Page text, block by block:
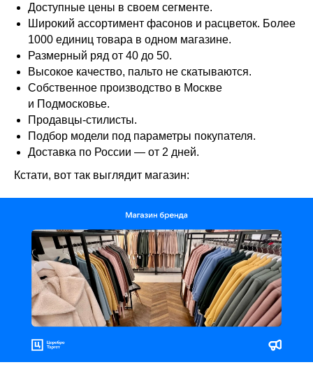
Доступные цены в своем сегменте.
Широкий ассортимент фасонов и расцветок. Более
1000 единиц товара в одном магазине.
Размерный ряд от 40 до 50.
Высокое качество, пальто не скатываются.
Собственное производство в Москве
и Подмосковье.
Продавцы-стилисты.
Подбор модели под параметры покупателя.
Доставка по России — от 2 дней.
Кстати, вот так выглядит магазин: